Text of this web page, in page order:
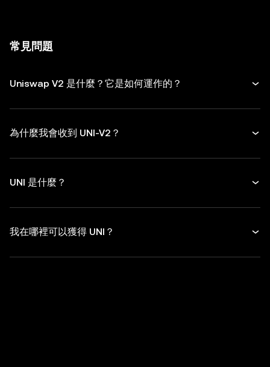
常見問題
Uniswap V2 是什麼？它是如何運作的？
為什麼我會收到 UNI-V2？
UNI 是什麼？
我在哪裡可以獲得 UNI？